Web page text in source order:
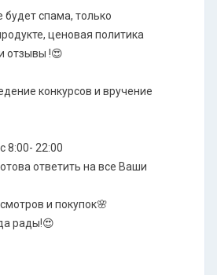
будет спама, только
ценовая политика
отзывы !😍
конкурсов и вручение
8:00- 22:00
ответить на все Ваши
и покупок🌸
рады!😍